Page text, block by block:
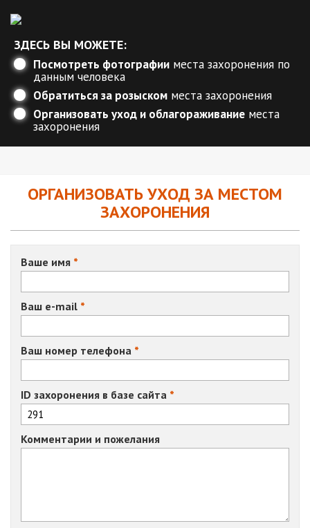
ЗДЕСЬ ВЫ МОЖЕТЕ:
Посмотреть фотографии места захоронения по
данным человека
Обратиться за розыском места захоронения
Организовать уход и облагораживание места
захоронения
ОРГАНИЗОВАТЬ УХОД ЗА МЕСТОМ
ЗАХОРОНЕНИЯ
Ваше имя
Ваш e-mail
Ваш номер телефона
ID захоронения в базе сайта
Комментарии и пожелания